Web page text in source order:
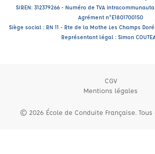
SIREN: 312379266 - Numéro de TVA
Agrément n°E1801700150
Siège social : RN 11 - Rte de la Mothe Les Champs
Représentant légal : Simon
CGV
Mentions légales
© 2026 École de Conduite Française.